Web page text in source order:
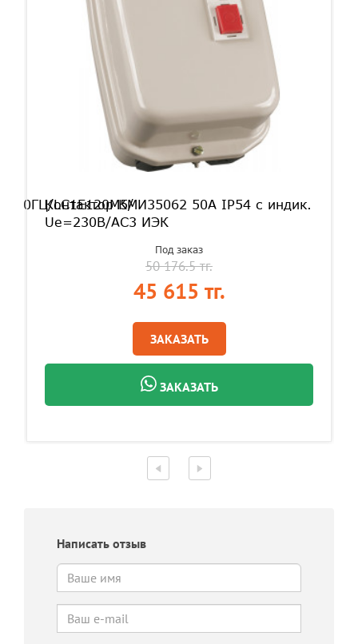
LC1E120M5/
Контактор КМИ35062 50А IP54 с индик.
Ue=230В/АС3 ИЭК
Под заказ
50 176.5 тг.
45 615 тг.
ЗАКАЗАТЬ
ЗАКАЗАТЬ
Написать отзыв